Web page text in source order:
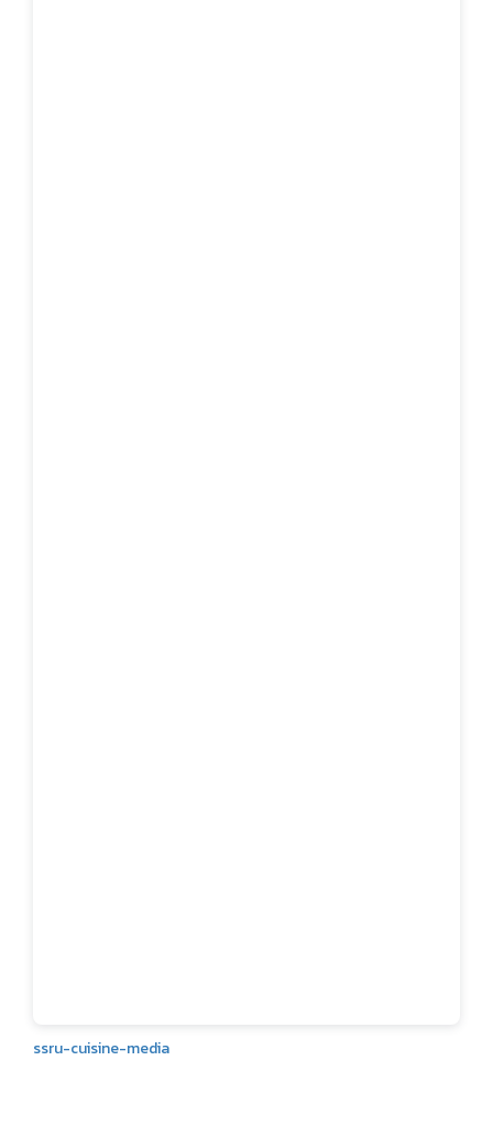
ssru-cuisine-media